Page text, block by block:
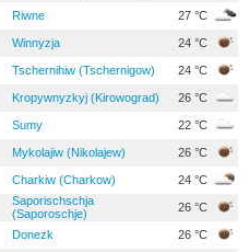
Riwne 27 °C
Winnyzja 24 °C
Tschernihiw (Tschernigow) 24 °C
Kropywnyzkyj (Kirowograd) 26 °C
Sumy 22 °C
Mykolajiw (Nikolajew) 26 °C
Charkiw (Charkow) 24 °C
Saporischschja
(Saporoschje)
26 °C
Donezk 26 °C